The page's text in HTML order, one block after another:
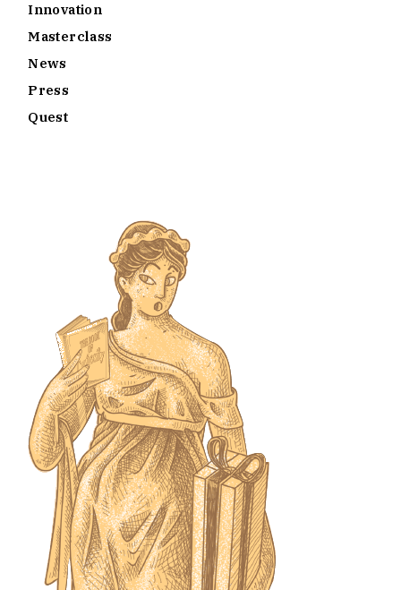
Innovation
Masterclass
News
Press
Quest